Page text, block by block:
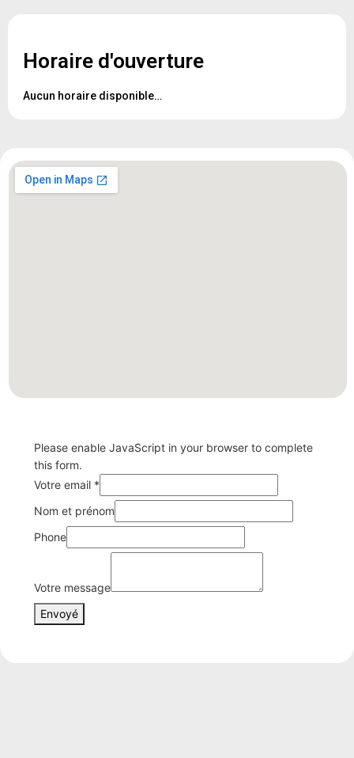
Horaire d'ouverture
Aucun horaire disponible…
Please enable JavaScript in your browser to complete
this form.
Votre
Phone
Votre email *
Nom et prénom
Phone
Votre message
Envoyé